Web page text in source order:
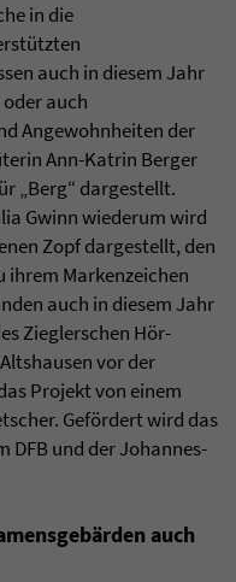
in die
auch in diesem Jahr
auch
Angewohnheiten der
Ann-Katrin Berger
„Berg“ dargestellt.
Gwinn wiederum wird
Zopf dargestellt, den
ihrem Markenzeichen
auch in diesem Jahr
Zieglerschen Hör-
vor der
Projekt von einem
Gefördert wird das
DFB und der Johannes-
auch